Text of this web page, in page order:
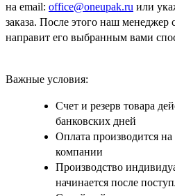
на email: office@oneupak.ru или
заказа. После этого наш менеджер
направит его выбранным вами
Важные условия:
Счет и резерв товара
банковских дней
Оплата производится на
компании
Производство
начинается после